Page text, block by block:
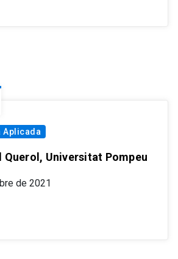
Aplicada
Querol, Universitat Pompeu
de 2021